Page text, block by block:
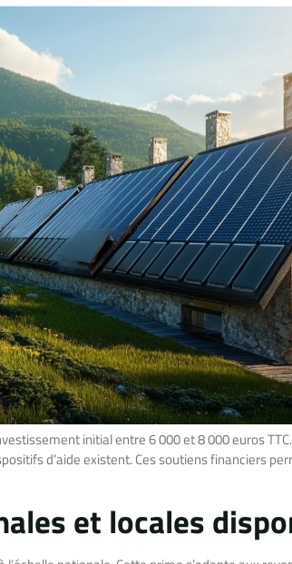
initial entre 6 000 et 8 000 euros
d’aide existent. Ces soutiens financiers
et locales